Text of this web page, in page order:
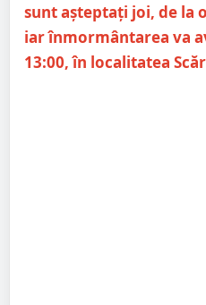
sunt așteptați joi, de la
iar înmormântarea va
13:00, în localitatea